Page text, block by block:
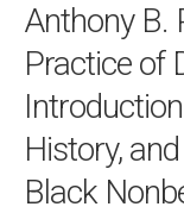
Anthony B.
Practice of
History,
Black